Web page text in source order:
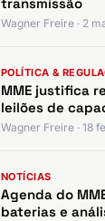
Wagner Freire · 2
POLÍTICA &
MME justifica
leilões de
Wagner Freire · 18
NOTÍCIAS
Agenda do
baterias e